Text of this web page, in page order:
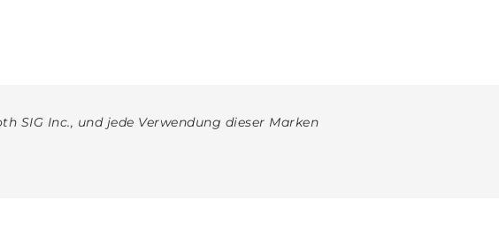
SIG Inc., und jede Verwendung dieser Marken